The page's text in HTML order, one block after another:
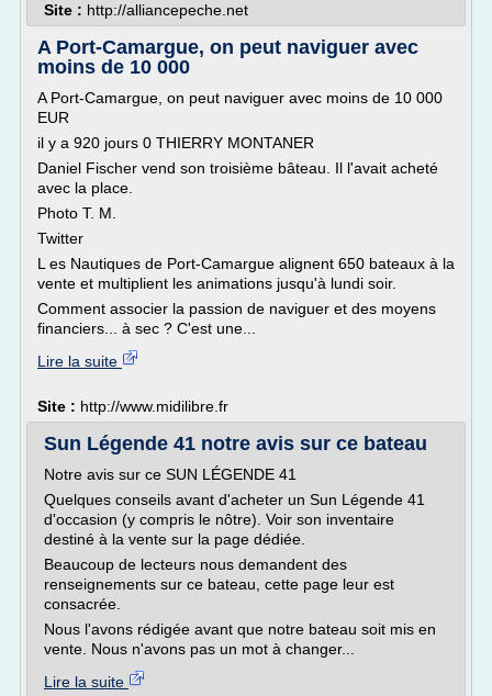
Site : http://alliancepeche.net
A Port-Camargue, on peut naviguer avec
moins de 10 000
A Port-Camargue, on peut naviguer avec moins de 10 000
EUR
il y a 920 jours 0 THIERRY MONTANER
Daniel Fischer vend son troisième bâteau. Il l'avait acheté
avec la place.
Photo T. M.
Twitter
L es Nautiques de Port-Camargue alignent 650 bateaux à la
vente et multiplient les animations jusqu'à lundi soir.
Comment associer la passion de naviguer et des moyens
financiers... à sec ? C'est une...
Lire la suite
Site : http://www.midilibre.fr
Sun Légende 41 notre avis sur ce bateau
Notre avis sur ce SUN LÉGENDE 41
Quelques conseils avant d'acheter un Sun Légende 41
d'occasion (y compris le nôtre). Voir son inventaire
destiné à la vente sur la page dédiée.
Beaucoup de lecteurs nous demandent des
renseignements sur ce bateau, cette page leur est
consacrée.
Nous l'avons rédigée avant que notre bateau soit mis en
vente. Nous n'avons pas un mot à changer...
Lire la suite